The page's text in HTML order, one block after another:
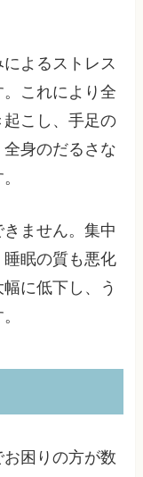
よるストレス
これにより全
こし、手足の
身のだるさな
ません。集中
眠の質も悪化
に低下し、う
困りの方が数